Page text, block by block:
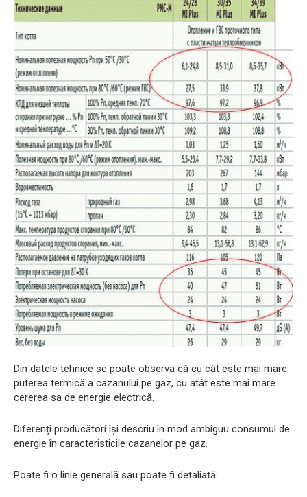
Din datele tehnice se poate observa că cu cât este mai mare
puterea termică a cazanului pe gaz, cu atât este mai mare
cererea sa de energie electrică.
Diferenți producători își descriu în mod ambiguu consumul de
energie în caracteristicile cazanelor pe gaz.
Poate fi o linie generală sau poate fi detaliată: